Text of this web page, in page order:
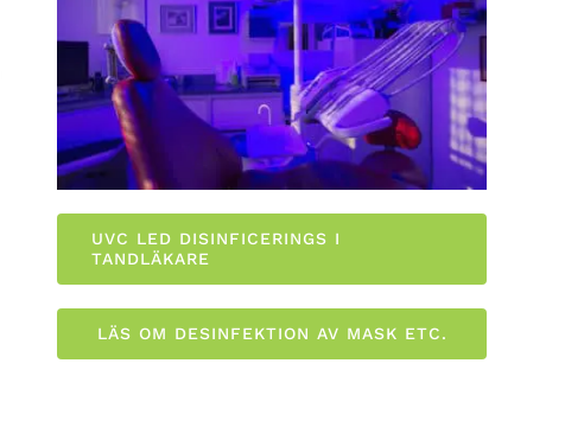
UVC LED DISINFICERINGS I
TANDLÄKARE
LÄS OM DESINFEKTION AV MASK ETC.